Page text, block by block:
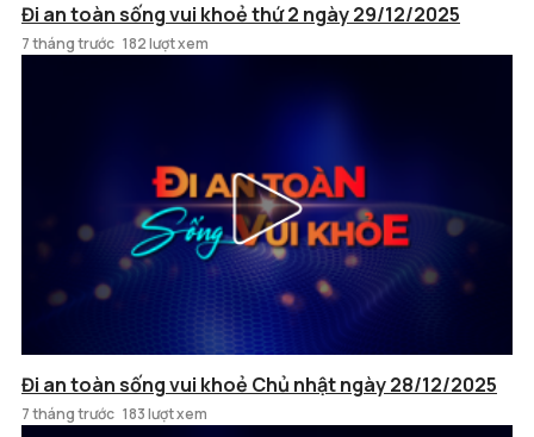
Đi an toàn sống vui khoẻ thứ 2 ngày 29/12/2025
7 tháng trước 182 lượt xem
Đi an toàn sống vui khoẻ Chủ nhật ngày 28/12/2025
7 tháng trước 183 lượt xem